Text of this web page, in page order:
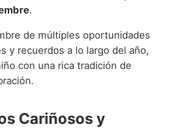
.
de múltiples oportunidades
y recuerdos a lo largo del año,
con una rica tradición de
Cariñosos y